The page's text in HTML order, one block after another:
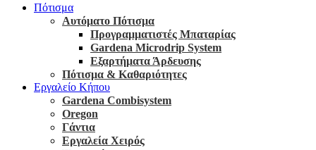
Πότισμα
Αυτόματο Πότισμα
Προγραμματιστές Μπαταρίας
Gardena Microdrip System
Εξαρτήματα Άρδευσης
Πότισμα & Καθαριότητες
Εργαλείο Κήπου
Gardena Combisystem
Oregon
Γάντια
Εργαλεία Χειρός